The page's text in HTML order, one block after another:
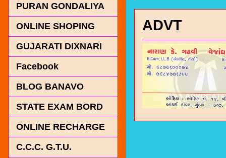
ADVT
PURAN GONDALIYA
ONLINE SHOPING
GUJARATI DIXNARI
Facebook
BLOG BANAVO
STATE EXAM BORD
ONLINE RECHARGE
C.C.C. G.T.U.